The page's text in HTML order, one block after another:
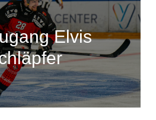
Elvis